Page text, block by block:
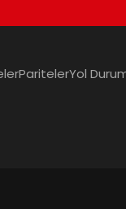
ParitelerYol